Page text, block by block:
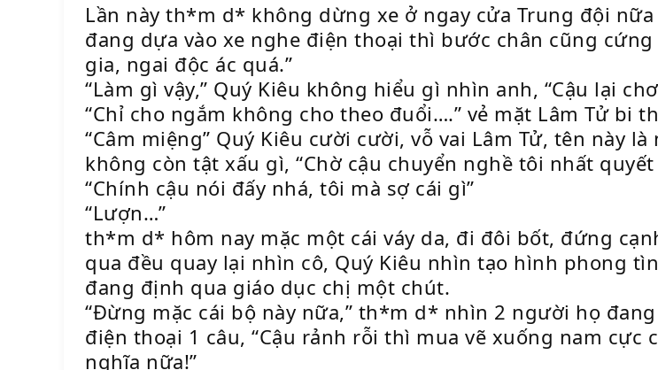
Lần này th*m d* không dừng xe ở ngay cửa Trung đội
đang dựa vào xe nghe điện thoại thì bước chân cũng
gia, ngai độc ác quá.”
“Làm gì vậy,” Quý Kiêu không hiểu gì nhìn anh, “Cậu lại
“Chỉ cho ngắm không cho theo đuổi….” vẻ mặt Lâm Tử bi
“Câm miệng” Quý Kiêu cười cười, vỗ vai Lâm Tử, tên này
không còn tật xấu gì, “Chờ cậu chuyển nghề tôi nhất
“Chính cậu nói đấy nhá, tôi mà sợ cái gì”
“Lượn…”
th*m d* hôm nay mặc một cái váy da, đi đôi bốt, đứng
qua đều quay lại nhìn cô, Quý Kiêu nhìn tạo hình phong
đang định qua giáo dục chị một chút.
“Đừng mặc cái bộ này nữa,” th*m d* nhìn 2 người họ
điện thoại 1 câu, “Cậu rảnh rỗi thì mua vẽ xuống nam
nghĩa nữa!”